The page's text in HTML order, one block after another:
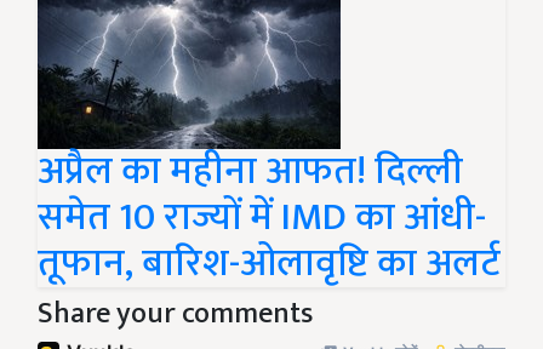
अप्रैल का महीना आफत! दिल्ली
समेत 10 राज्यों में IMD का आंधी-
तूफान, बारिश-ओलावृष्टि का अलर्ट
Share your comments